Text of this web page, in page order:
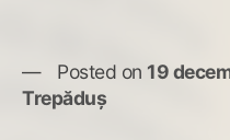
Posted on 19
Trepăduș